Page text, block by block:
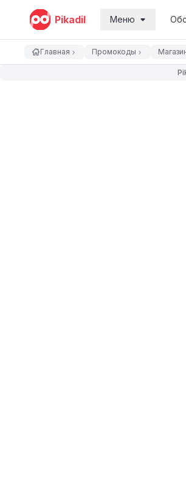
Pikadil Меню
Главная Промокоды